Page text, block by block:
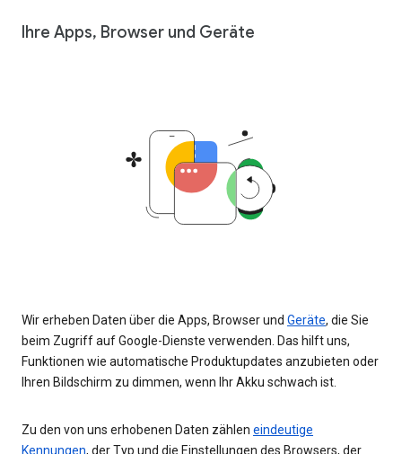
Ihre Apps, Browser und Geräte
Wir erheben Daten über die Apps, Browser und Geräte, die Sie
beim Zugriff auf Google-Dienste verwenden. Das hilft uns,
Funktionen wie automatische Produktupdates anzubieten oder
Ihren Bildschirm zu dimmen, wenn Ihr Akku schwach ist.
Zu den von uns erhobenen Daten zählen eindeutige
Kennungen, der Typ und die Einstellungen des Browsers, der